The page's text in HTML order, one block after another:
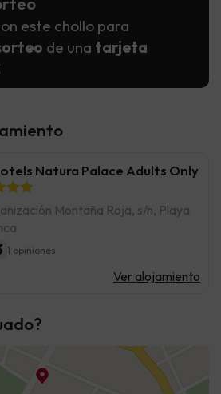
este chollo para
de una tarjeta
Natura Palace Adults Only
Montaña Roja, s/n, Playa
1 opiniones
Ver alojamiento